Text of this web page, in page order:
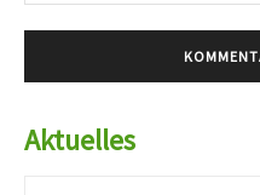
Aktuelles